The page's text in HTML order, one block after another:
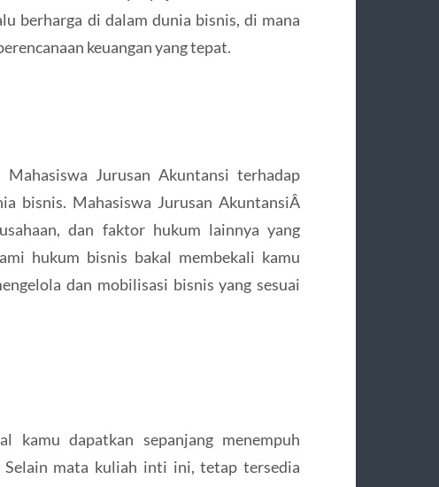
berharga di dalam dunia bisnis, di mana
keuangan yang tepat.
Jurusan Akuntansi terhadap
bisnis. Mahasiswa Jurusan AkuntansiÂ
dan faktor hukum lainnya yang
hukum bisnis bakal membekali kamu
dan mobilisasi bisnis yang sesuai
kamu dapatkan sepanjang menempuh
mata kuliah inti ini, tetap tersedia